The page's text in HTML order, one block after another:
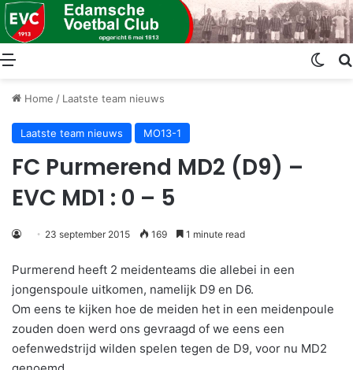
Menu
Home / Laatste team nieuws
Laatste team nieuws MO13-1
FC Purmerend MD2 (D9) –
EVC MD1 : 0 – 5
23 september 2015 169 1 minute read
Purmerend heeft 2 meidenteams die allebei in een
jongenspoule uitkomen, namelijk D9 en D6.
Om eens te kijken hoe de meiden het in een meidenpoule
zouden doen werd ons gevraagd of we eens een
oefenwedstrijd wilden spelen tegen de D9, voor nu MD2